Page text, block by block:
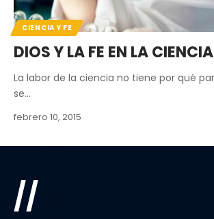
CIENCIA Y FE
DIOS Y LA FE EN LA CIENCIA
La labor de la ciencia no tiene por qué
se…
febrero 10, 2015
//